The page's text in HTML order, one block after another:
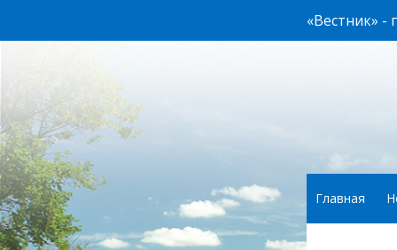
«Вестник» -
Главная